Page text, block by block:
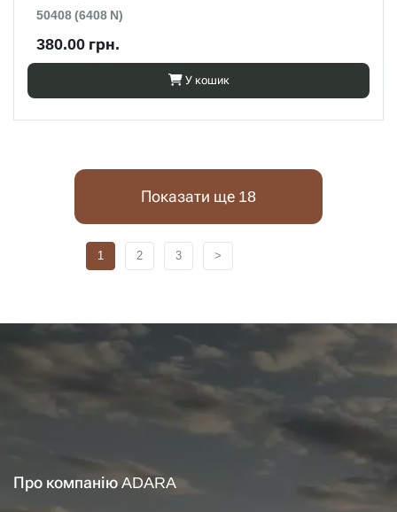
50408 (6408 N)
380.00 грн.
У кошик
Показати ще 18
1 2 3 >
Про компанію ADARA